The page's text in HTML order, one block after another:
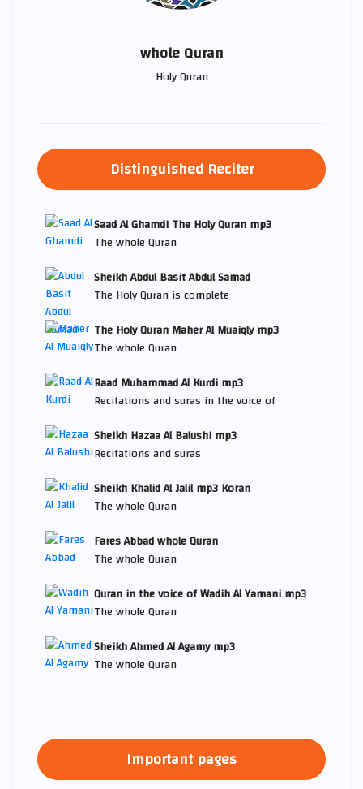
whole Quran
Holy Quran
Distinguished Reciter
Saad Al Ghamdi The Holy Quran mp3
The whole Quran
Sheikh Abdul Basit Abdul Samad
The Holy Quran is complete
The Holy Quran Maher Al Muaiqly mp3
The whole Quran
Raad Muhammad Al Kurdi mp3
Recitations and suras in the voice of
Sheikh Hazaa Al Balushi mp3
Recitations and suras
Sheikh Khalid Al Jalil mp3 Koran
The whole Quran
Fares Abbad whole Quran
The whole Quran
Quran in the voice of Wadih Al Yamani mp3
The whole Quran
Sheikh Ahmed Al Agamy mp3
The whole Quran
Important pages